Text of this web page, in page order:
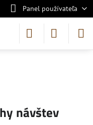
Panel používateľa
návštev